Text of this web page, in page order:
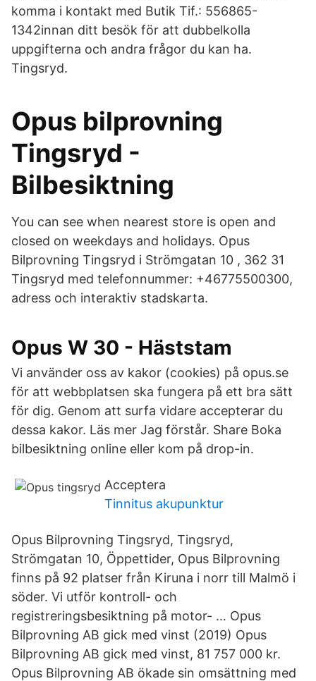
komma i kontakt med Butik Tif.: 556865-
1342innan ditt besök för att dubbelkolla
uppgifterna och andra frågor du kan ha.
Tingsryd.
Opus bilprovning
Tingsryd -
Bilbesiktning
You can see when nearest store is open and
closed on weekdays and holidays. Opus
Bilprovning Tingsryd i Strömgatan 10 , 362 31
Tingsryd med telefonnummer: +46775500300,
adress och interaktiv stadskarta.
Opus W 30 - Häststam
Vi använder oss av kakor (cookies) på opus.se
för att webbplatsen ska fungera på ett bra sätt
för dig. Genom att surfa vidare accepterar du
dessa kakor. Läs mer Jag förstår. Share Boka
bilbesiktning online eller kom på drop-in.
Acceptera
Tinnitus akupunktur
Opus Bilprovning Tingsryd, Tingsryd,
Strömgatan 10, Öppettider, Opus Bilprovning
finns på 92 platser från Kiruna i norr till Malmö i
söder. Vi utför kontroll- och
registreringsbesiktning på motor- … Opus
Bilprovning AB gick med vinst (2019) Opus
Bilprovning AB gick med vinst, 81 757 000 kr.
Opus Bilprovning AB ökade sin omsättning med